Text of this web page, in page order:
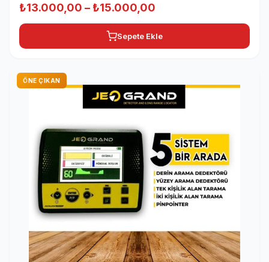
₺13.000,00 – ₺15.000,00
aralığı:
₺13.000,00
Sepete Ekle
ÖNE ÇIKAN